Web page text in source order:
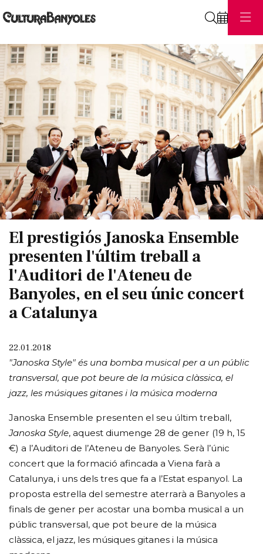
El prestigiós Janoska Ensemble
presenten l'últim treball a
l'Auditori de l'Ateneu de
Banyoles, en el seu únic concert
a Catalunya
22.01.2018
"Janoska Style" és una bomba musical per a un públic
transversal, que pot beure de la música clàssica, el
jazz, les músiques gitanes i la música moderna
Janoska Ensemble presenten el seu últim treball,
Janoska Style, aquest diumenge 28 de gener (19 h, 15
€) a l’Auditori de l’Ateneu de Banyoles. Serà l’únic
concert que la formació afincada a Viena farà a
Catalunya, i uns dels tres que fa a l’Estat espanyol. La
proposta estrella del semestre aterrarà a Banyoles a
finals de gener per acostar una bomba musical a un
públic transversal, que pot beure de la música
clàssica, el jazz, les músiques gitanes i la música